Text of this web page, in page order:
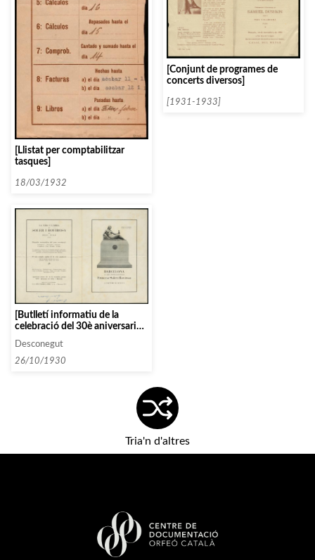
[Llistat per comptabilitzar
tasques]
18/03/1932
[Conjunt de programes de
concerts diversos]
[1931-1933]
[Butlletí informatiu de la
celebració del 30è aniversari
de la mort de Francesc Soler i
Rovirosa]
Desconegut
26/10/1930
Tria'n d'altres